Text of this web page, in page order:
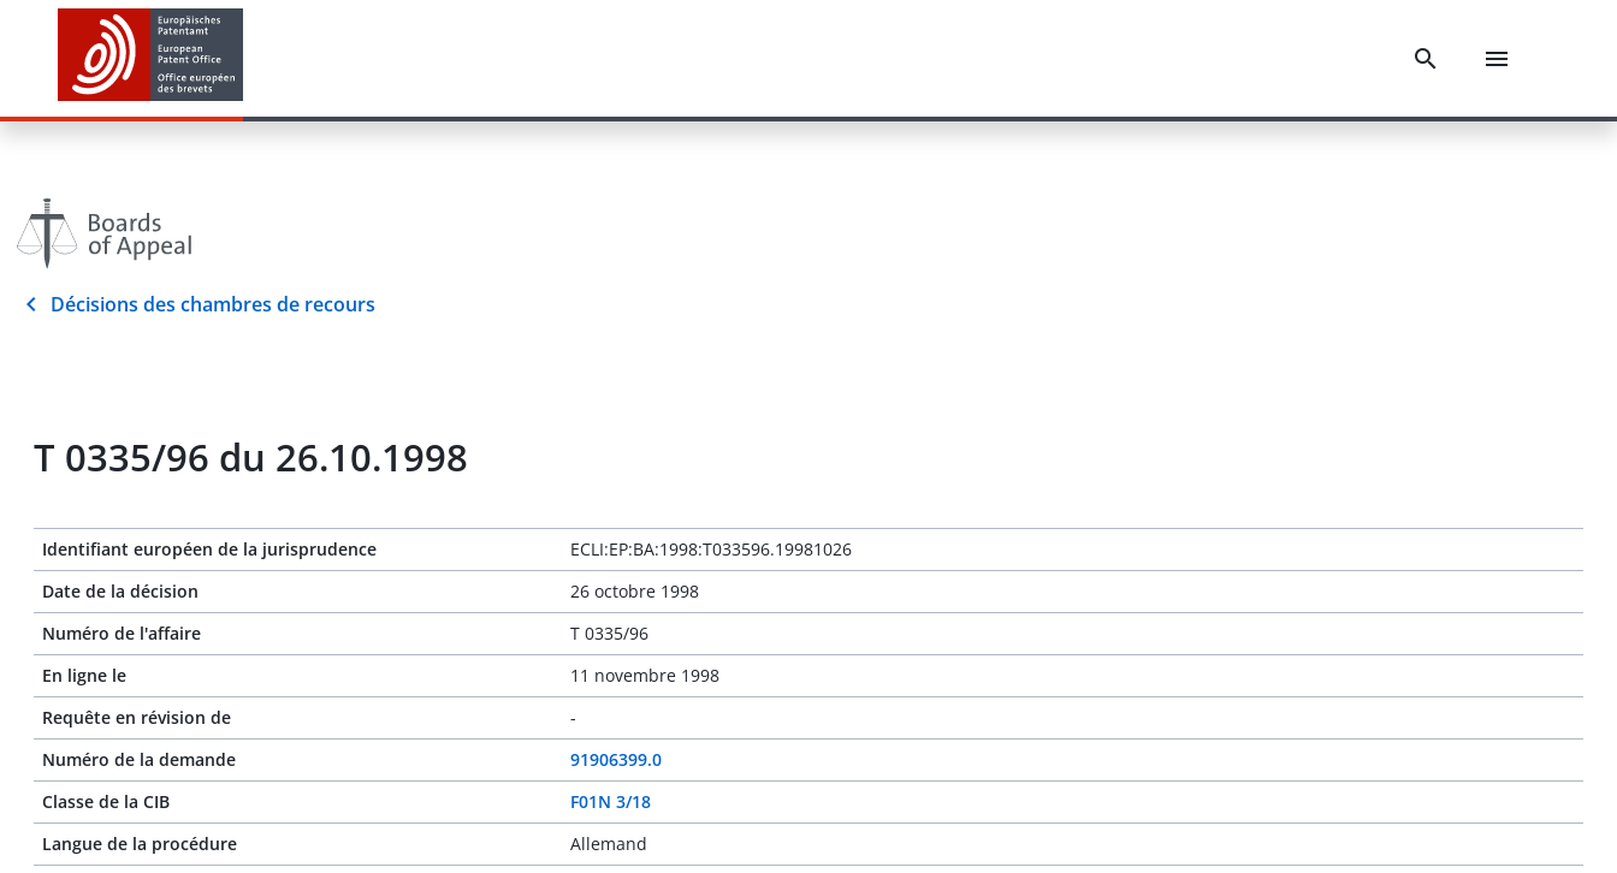
Décisions des chambres de recours
T 0335/96 du 26.10.1998
Identifiant européen de la jurisprudence
ECLI:EP:BA:1998:T033596.19981026
Date de la décision
26 octobre 1998
Numéro de l'affaire
T 0335/96
En ligne le
11 novembre 1998
Requête en révision de
-
Numéro de la demande
91906399.0
Classe de la CIB
F01N 3/18
Langue de la procédure
Allemand